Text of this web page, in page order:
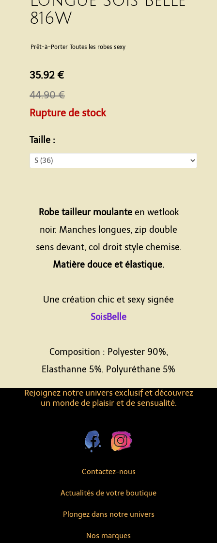
Contactez-nous
Actualités de votre boutique
Nos marques
Rejoignez notre univers exclusif et découvrez
un monde de plaisir et de sensualité.
Plongez dans notre univers
816W
Prêt-à-Porter Toutes les robes sexy
35.92 €
44.90 €
Rupture de stock
Taille :
Robe tailleur moulanteen wetlook
noir. Manches longues, zip double
sens devant, col droit style chemise.
Matière douce et élastique.
Une création chic et sexy signée
SoisBelle
Composition : Polyester 90%,
Elasthanne 5%, Polyuréthane 5%